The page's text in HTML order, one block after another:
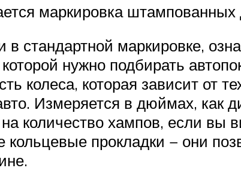
маркировка
в стандартной маркировке,
нужно подбирать
колеса, которая зависит от
Измеряется в дюймах, как
количество хампов, если вы
кольцевые прокладки − они